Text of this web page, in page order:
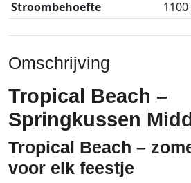
Stroombehoefte
Omschrijving
Tropical Beach –
Springkussen
Tropical Beach –
voor elk feestje